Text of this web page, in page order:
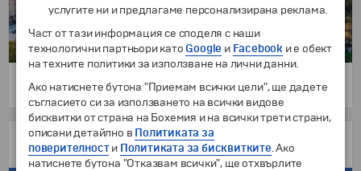
569 € от489 €/956.40 лв. 4 дни
Есен в Андалусия!
4 нощувки в Гранада и Севиля
услугите ни и предлагаме персонализирана реклама.
Част от тази информация се споделя с наши
технологични партньори като Google и Facebook и е обект
на техните политики за използване на лични данни.
Ако натиснете бутона "Приемам всички цели", ще дадете
съгласието си за използването на всички видове
бисквитки от страна на Бохемия и на всички трети страни,
описани детайлно в Политиката за
поверителности Политиката за бисквитките. Ако
натиснете бутона "Отказвам всички", ще отхвърлите